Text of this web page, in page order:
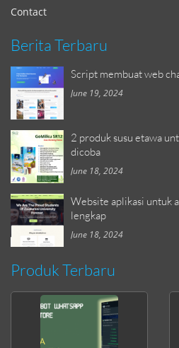
Contact
Berita Terbaru
Script membuat web
June 19, 2024
2 produk susu etawa
dicoba
June 18, 2024
Website aplikasi untuk
lengkap
June 18, 2024
Produk Terbaru